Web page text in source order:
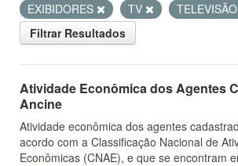
EXIBIDORES
TV
TELEVISÃO
Filtrar Resultados
Atividade Econômica dos Agentes
Ancine
Atividade econômica dos agentes
acordo com a Classificação Nacional de
Econômicas (CNAE), e que se encontram